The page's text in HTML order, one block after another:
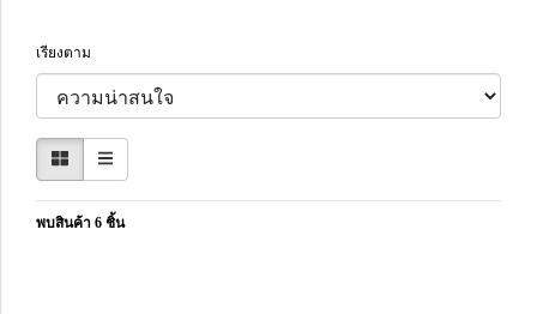
เรียงตาม
พบสินค้า 6 ชิ้น